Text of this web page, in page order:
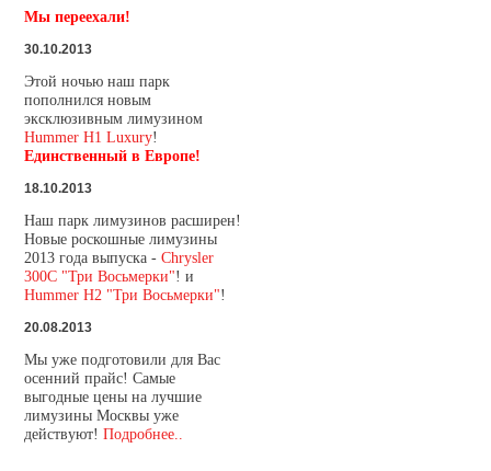
Мы переехали!
30.10.2013
Этой ночью наш парк
пополнился новым
эксклюзивным лимузином
Hummer H1 Luxury!
Единственный в Европе!
18.10.2013
Наш парк лимузинов расширен!
Новые роскошные лимузины
2013 года выпуска - Chrysler
300C "Три Восьмерки"! и
Hummer H2 "Три Восьмерки"!
20.08.2013
Мы уже подготовили для Вас
осенний прайс! Самые
выгодные цены на лучшие
лимузины Москвы уже
действуют! Подробнее..